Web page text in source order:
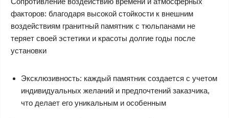
факторов: благодаря высокой стойкости к внешним
воздействиям гранитный памятник с тюльпанами не
теряет своей эстетики и красоты долгие годы после
установки
Эксклюзивность: каждый памятник создается с учетом
индивидуальных желаний и предпочтений заказчика,
что делает его уникальным и особенным